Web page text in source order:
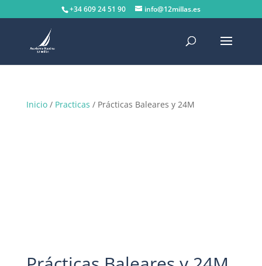
+34 609 24 51 90 info@12millas.es
Inicio/ Practicas / Prácticas Baleares y 24M